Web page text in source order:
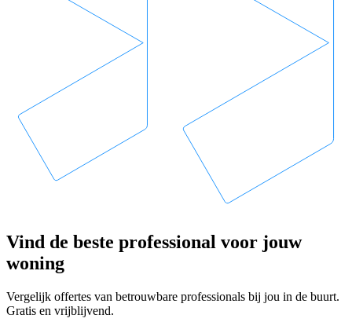
Vind de beste professional voor jouw
woning
Vergelijk offertes van betrouwbare professionals bij jou in de buurt.
Gratis en vrijblijvend.